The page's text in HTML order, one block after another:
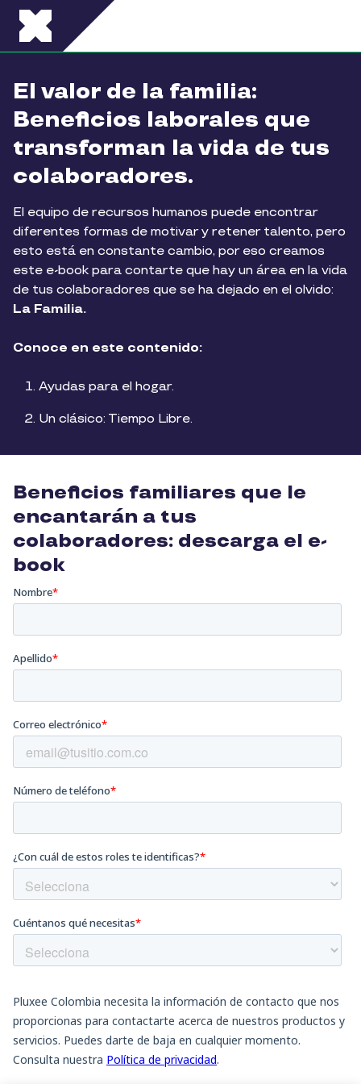
Pasar al contenido principal
El valor de la familia:
Beneficios laborales que
transforman la vida de tus
colaboradores.
El equipo de recursos humanos puede encontrar
diferentes formas de motivar y retener talento, pero
esto está en constante cambio, por eso creamos
este e-book para contarte que hay un área en la vida
de tus colaboradores que se ha dejado en el olvido:
La Familia.
Conoce en este contenido:
Ayudas para el hogar.
Un clásico: Tiempo Libre.
Beneficios familiares que le
encantarán a tus
colaboradores: descarga el e-
book